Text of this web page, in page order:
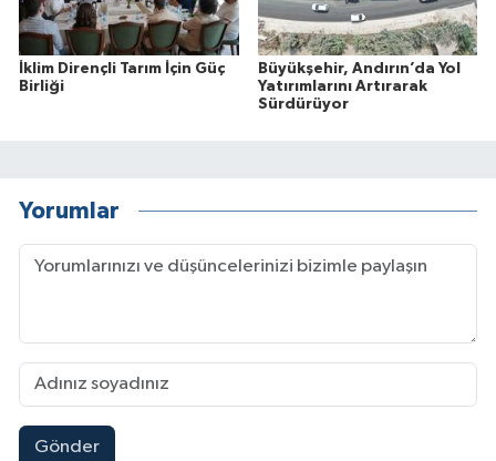
İklim Dirençli Tarım İçin Güç
Birliği
Büyükşehir, Andırın’da Yol
Yatırımlarını Artırarak
Sürdürüyor
Yorumlar
Gönder